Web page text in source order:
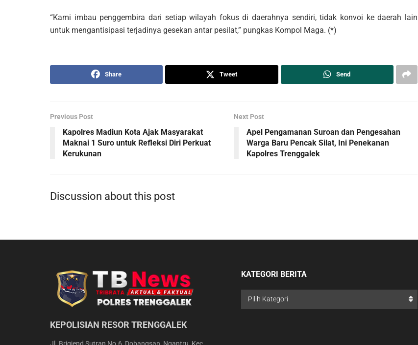
“Kami imbau penggembira dari setiap wilayah fokus di daerahnya sendiri, tidak konvoi ke daerah lain
untuk mengantisipasi terjadinya gesekan antar pesilat,” pungkas Kompol Maga. (*)
Share Tweet Send
Previous Post
Kapolres Madiun Kota Ajak Masyarakat
Maknai 1 Suro untuk Refleksi Diri Perkuat
Kerukunan
Next Post
Apel Pengamanan Suroan dan Pengesahan
Warga Baru Pencak Silat, Ini Penekanan
Kapolres Trenggalek
Discussion about this post
KEPOLISIAN RESOR TRENGGALEK
KATEGORI BERITA
Pilih Kategori